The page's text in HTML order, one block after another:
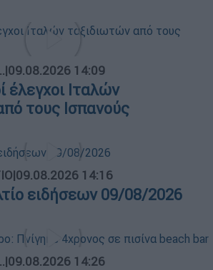
|09.08.2026 14:09
έλεγχοι Ιταλών
τους Ισπανούς
|09.08.2026 14:16
ειδήσεων 09/08/2026
|09.08.2026 14:26